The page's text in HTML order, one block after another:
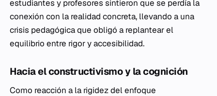
estudiantes y profesores sintieron que se perdía la
conexión con la realidad concreta, llevando a una
crisis pedagógica que obligó a replantear el
equilibrio entre rigor y accesibilidad.
Hacia el constructivismo y la cognición
Como reacción a la rigidez del enfoque